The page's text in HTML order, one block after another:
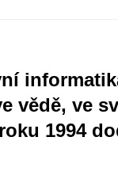
vědě, ve
1994